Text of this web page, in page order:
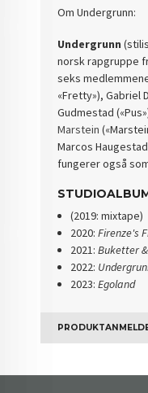
Om Undergrunn:
Undergrunn
norsk rapgruppe
seks
«Fretty»), Gabriel
Gudmestad
Marstein
Marcos
fungerer også
(2019: mixtape)
2020: Firenze's
2021: Buketter
2022:
2023: Egoland